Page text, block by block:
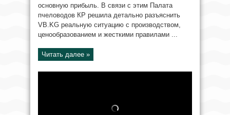
основную прибыль. В связи с этим Палата
пчеловодов КР решила детально разъяснить
VB.KG реальную ситуацию с производством,
ценообразованием и жесткими правилами ...
Читать далее »